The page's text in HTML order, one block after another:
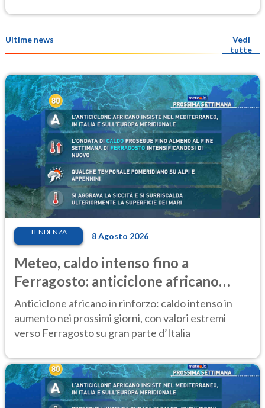
Ultime news
Vedi
tutte
TENDENZA 8 Agosto 2026
Meteo, caldo intenso fino a
Ferragosto: anticiclone africano
ancora protagonista
Anticiclone africano in rinforzo: caldo intenso in
aumento nei prossimi giorni, con valori estremi
verso Ferragosto su gran parte d’Italia